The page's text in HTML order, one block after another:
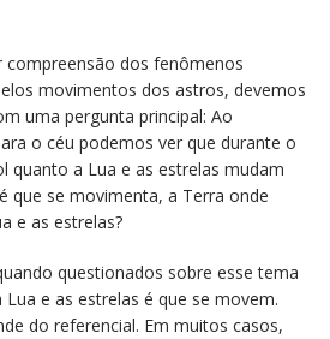
dos fenômenos
movimentos dos astros, devemos
uma pergunta principal: Ao
o céu podemos ver que durante o
quanto a Lua e as estrelas mudam
que se movimenta, a Terra onde
e as estrelas?
questionados sobre esse tema
e as estrelas é que se movem.
do referencial. Em muitos casos,